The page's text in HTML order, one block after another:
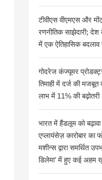
टीवीएस वीएमएस और
रणनीतिक साझेदारी;
में एक ऐतिहासिक
गोदरेज कंज्यूमर
तिमाही में दर्ज की
लाभ में 11% की बढ़ोतरी
भारत में हैंडलूम को
एप्लायंसेज़ कारोबार का
मशीन्स द्वारा समर्थित
डिलेमा' में हुए कई अहम